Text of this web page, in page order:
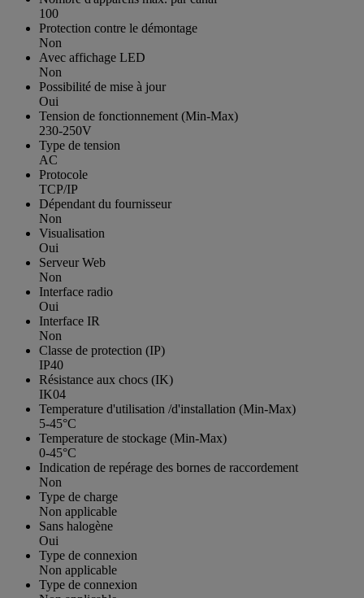
100
Protection contre le démontage
Non
Avec affichage LED
Non
Possibilité de mise à jour
Oui
Tension de fonctionnement (Min-Max)
230-250V
Type de tension
AC
Protocole
TCP/IP
Dépendant du fournisseur
Non
Visualisation
Oui
Serveur Web
Non
Interface radio
Oui
Interface IR
Non
Classe de protection (IP)
IP40
Résistance aux chocs (IK)
IK04
Temperature d'utilisation /d'installation (Min-Max)
5-45°C
Temperature de stockage (Min-Max)
0-45°C
Indication de repérage des bornes de raccordement
Non
Type de charge
Non applicable
Sans halogène
Oui
Type de connexion
Non applicable
Type de connexion